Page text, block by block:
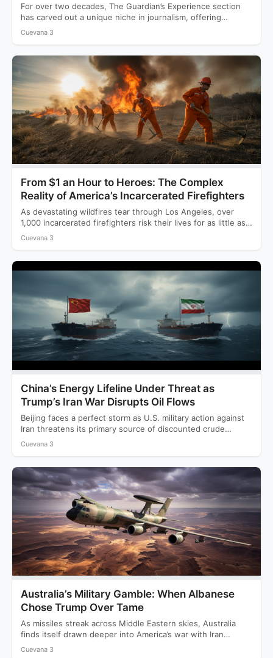
For over two decades, The Guardian’s Experience section
has carved out a unique niche in journalism, offering
readers…
Cuevana 3
From $1 an Hour to Heroes: The Complex
Reality of America’s Incarcerated Firefighters
As devastating wildfires tear through Los Angeles, over
1,000 incarcerated firefighters risk their lives for as little as…
Cuevana 3
China’s Energy Lifeline Under Threat as
Trump’s Iran War Disrupts Oil Flows
Beijing faces a perfect storm as U.S. military action against
Iran threatens its primary source of discounted crude…
Cuevana 3
Australia’s Military Gamble: When Albanese
Chose Trump Over Tame
As missiles streak across Middle Eastern skies, Australia
finds itself drawn deeper into America’s war with Iran
while…
Cuevana 3